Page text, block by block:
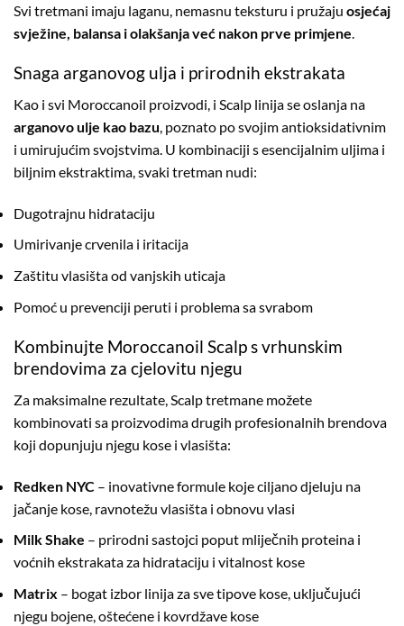
Svi tretmani imaju laganu, nemasnu teksturu i pružaju osjećaj
svježine, balansa i olakšanja već nakon prve primjene
Snaga arganovog ulja i prirodnih ekstrakata
Kao i svi Moroccanoil proizvodi, i Scalp linija se oslanja na
arganovo ulje kao bazu, poznato po svojim antioksidativnim
i umirujućim svojstvima. U kombinaciji s esencijalnim uljima i
biljnim ekstraktima, svaki tretman nudi:
Dugotrajnu hidrataciju
Umirivanje crvenila i iritacija
Zaštitu vlasišta od vanjskih uticaja
Pomoć u prevenciji peruti i problema sa svrabom
Kombinujte Moroccanoil Scalp s vrhunskim
brendovima za cjelovitu njegu
Za maksimalne rezultate, Scalp tretmane možete
kombinovati sa proizvodima drugih profesionalnih brendova
koji dopunjuju njegu kose i vlasišta:
Redken NYC – inovativne formule koje ciljano djeluju na
jačanje kose, ravnotežu vlasišta i obnovu vlasi
Milk Shake – prirodni sastojci poput mliječnih proteina i
voćnih ekstrakata za hidrataciju i vitalnost kose
Matrix – bogat izbor linija za sve tipove kose, uključujući
njegu bojene, oštećene i kovrdžave kose